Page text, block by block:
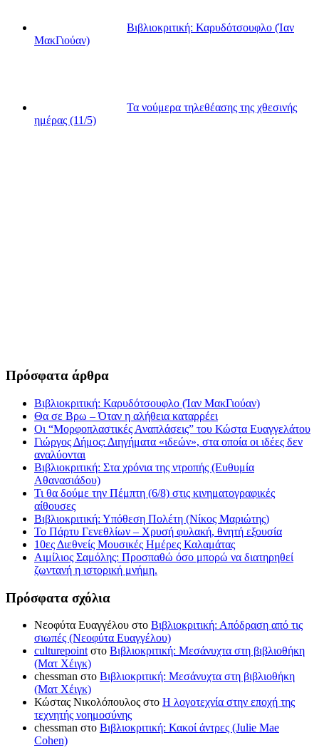
Βιβλιοκριτική: Καρυδότσουφλο (Ίαν
ΜακΓιούαν)
Τα νούμερα τηλεθέασης της χθεσινής
ημέρας (11/5)
Πρόσφατα άρθρα
Βιβλιοκριτική: Καρυδότσουφλο (Ίαν ΜακΓιούαν)
Θα σε Βρω – Όταν η αλήθεια καταρρέει
Οι “Μορφοπλαστικές Αναπλάσεις” του Κώστα Ευαγγελάτου
Γιώργος Δήμος: Διηγήματα «ιδεών», στα οποία οι ιδέες δεν
αναλύονται
Βιβλιοκριτική: Στα χρόνια της ντροπής (Ευθυμία
Αθανασιάδου)
Τι θα δούμε την Πέμπτη (6/8) στις κινηματογραφικές
αίθουσες
Βιβλιοκριτική: Υπόθεση Πολέτη (Νίκος Μαριώτης)
Το Πάρτυ Γενεθλίων – Χρυσή φυλακή, θνητή εξουσία
10ες Διεθνείς Μουσικές Ημέρες Καλαμάτας
Αιμίλιος Σαμόλης: Προσπαθώ όσο μπορώ να διατηρηθεί
ζωντανή η ιστορική μνήμη.
Πρόσφατα σχόλια
Νεοφύτα Ευαγγέλου στο Βιβλιοκριτική: Απόδραση από τις
σιωπές (Νεοφύτα Ευαγγέλου)
culturepointστο Βιβλιοκριτική: Μεσάνυχτα στη βιβλιοθήκη
(Ματ Χέιγκ)
chessman στο Βιβλιοκριτική: Μεσάνυχτα στη βιβλιοθήκη
(Ματ Χέιγκ)
Κώστας Νικολόπουλος στο Η λογοτεχνία στην εποχή της
τεχνητής νοημοσύνης
chessman στο Βιβλιοκριτική: Κακοί άντρες (Julie Mae
Cohen)